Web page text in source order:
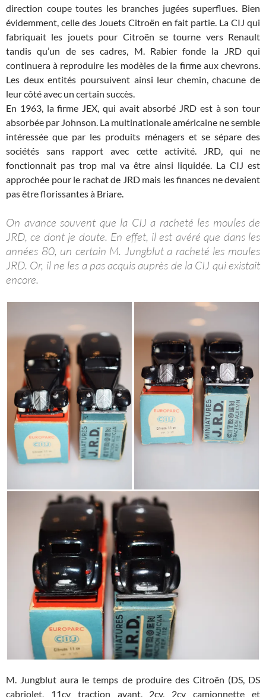
direction coupe toutes les branches jugées superflues. Bien
évidemment, celle des Jouets Citroën en fait partie. La CIJ qui
fabriquait les jouets pour Citroën se tourne vers Renault
tandis qu’un de ses cadres, M. Rabier fonde la JRD qui
continuera à reproduire les modèles de la firme aux chevrons.
Les deux entités poursuivent ainsi leur chemin, chacune de
leur côté avec un certain succès.
En 1963, la firme JEX, qui avait absorbé JRD est à son tour
absorbée par Johnson. La multinationale américaine ne semble
intéressée que par les produits ménagers et se sépare des
sociétés sans rapport avec cette activité. JRD, qui ne
fonctionnait pas trop mal va être ainsi liquidée. La CIJ est
approchée pour le rachat de JRD mais les finances ne devaient
pas être florissantes à Briare.
On avance souvent que la CIJ a racheté les moules de
JRD, ce dont je doute. En effet, il est avéré que dans les
années 80, un certain M. Jungblut a racheté les moules
JRD. Or, il ne les a pas acquis auprès de la CIJ qui existait
encore.
M. Jungblut aura le temps de produire des Citroën (DS, DS
cabriolet, 11cv traction avant, 2cv, 2cv camionnette et